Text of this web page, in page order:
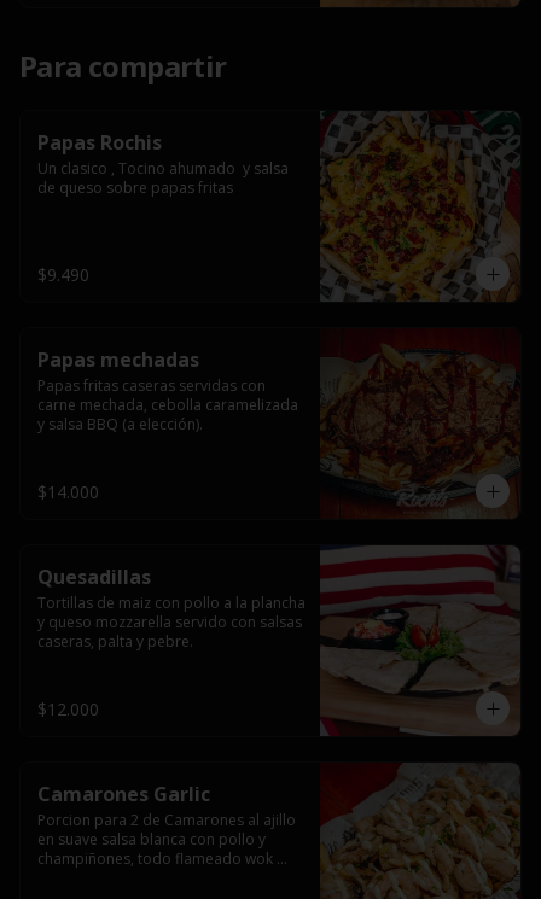
Para compartir
Papas Rochis
Un clasico , Tocino ahumado  y salsa
de queso sobre papas fritas
$9.490
Papas mechadas
Papas fritas caseras servidas con
carne mechada, cebolla caramelizada
y salsa BBQ (a elección).
$14.000
Quesadillas
Tortillas de maiz con pollo a la plancha
y queso mozzarella servido con salsas
caseras, palta y pebre.
$12.000
Camarones Garlic
Porcion para 2 de Camarones al ajillo
en suave salsa blanca con pollo y
champiñones, todo flameado wok